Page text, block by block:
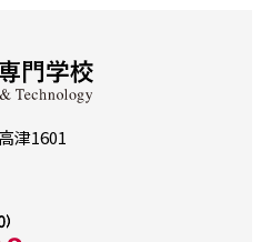
津1601